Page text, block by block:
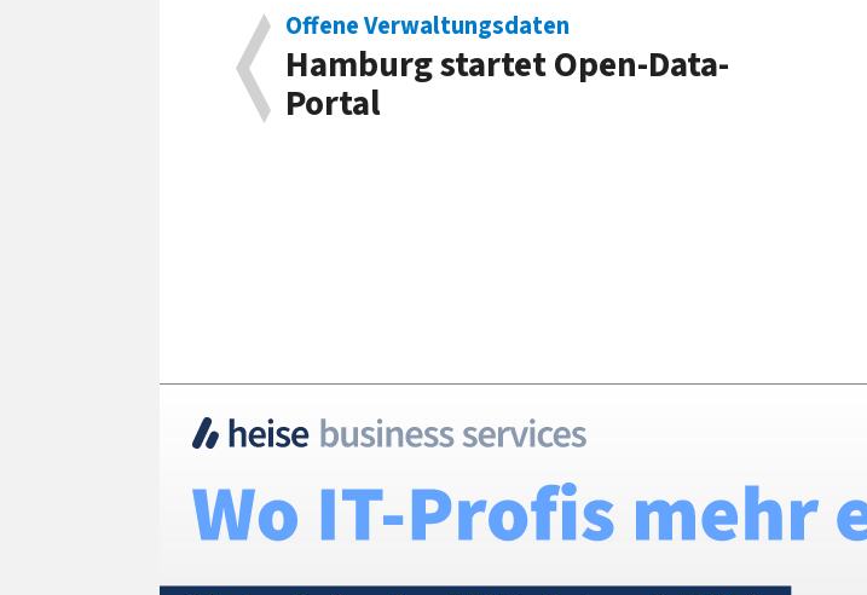
Offene Verwaltungsdaten
Hamburg startet Open-Data-
Portal